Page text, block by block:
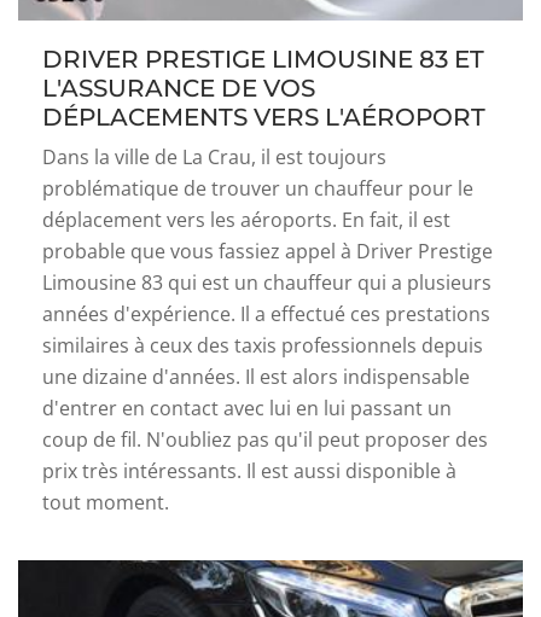
DRIVER PRESTIGE LIMOUSINE 83 ET
L'ASSURANCE DE VOS
DÉPLACEMENTS VERS L'AÉROPORT
Dans la ville de La Crau, il est toujours
problématique de trouver un chauffeur pour le
déplacement vers les aéroports. En fait, il est
probable que vous fassiez appel à Driver Prestige
Limousine 83 qui est un chauffeur qui a plusieurs
années d'expérience. Il a effectué ces prestations
similaires à ceux des taxis professionnels depuis
une dizaine d'années. Il est alors indispensable
d'entrer en contact avec lui en lui passant un
coup de fil. N'oubliez pas qu'il peut proposer des
prix très intéressants. Il est aussi disponible à
tout moment.